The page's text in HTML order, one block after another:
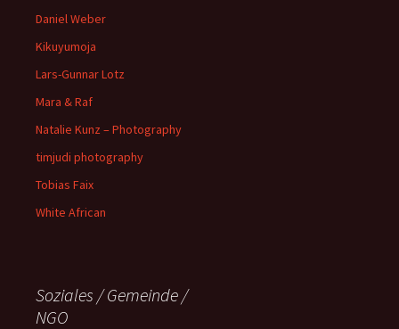
Daniel Weber
Kikuyumoja
Lars-Gunnar Lotz
Mara & Raf
Natalie Kunz – Photography
timjudi photography
Tobias Faix
White African
Soziales / Gemeinde /
NGO